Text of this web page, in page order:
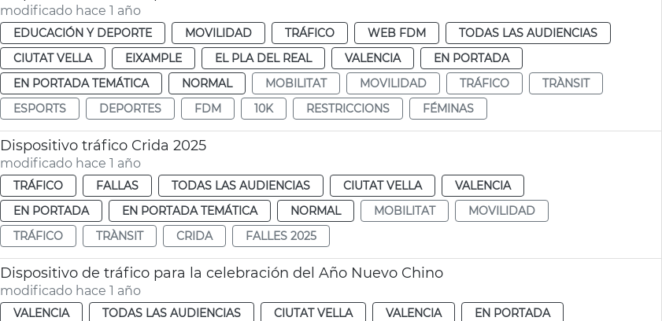
modificado hace 1 año
EDUCACIÓN Y DEPORTE MOVILIDAD TRÁFICO WEB FDM
TODAS LAS AUDIENCIAS
CIUTAT VELLA
EIXAMPLE EL PLA DEL REAL VALENCIA
EN PORTADA
EN PORTADA TEMÁTICA
NORMAL MOBILITAT MOVILIDAD TRÁFICO
TRÀNSIT
ESPORTS
DEPORTES FDM 10K RESTRICCIONS FÉMINAS
Dispositivo tráfico Crida 2025
modificado hace 1 año
TRÁFICO FALLAS TODAS LAS AUDIENCIAS CIUTAT VELLA
VALENCIA
EN PORTADA
EN PORTADA TEMÁTICA NORMAL MOBILITAT
MOVILIDAD
TRÁFICO
TRÀNSIT CRIDA FALLES 2025
Dispositivo de tráfico para la celebración del Año Nuevo Chino
modificado hace 1 año
VALENCIA TODAS LAS AUDIENCIAS CIUTAT VELLA VALENCIA
EN PORTADA